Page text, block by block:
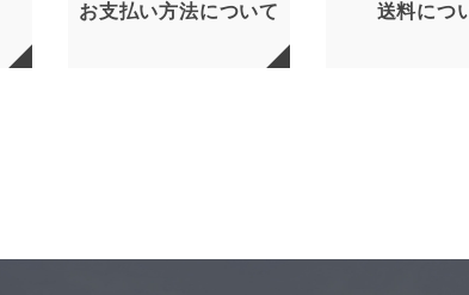
お支払い方法について 送料につ